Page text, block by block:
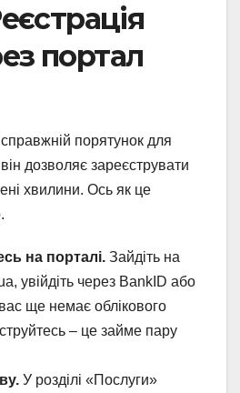
портал
порятунок для
дозволяє зареєструвати
хвилини. Ось як це
на порталі. Зайдіть на
увійдіть через BankID або
ще немає облікового
– це займе пару
У розділі «Послуги»